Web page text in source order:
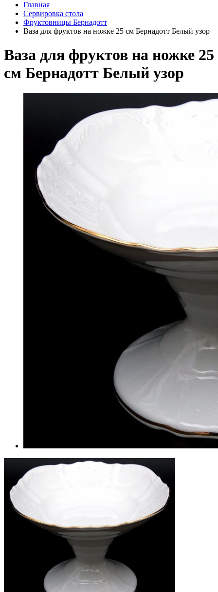
Главная
Сервировка стола
Фруктовницы Бернадотт
Ваза для фруктов на ножке 25 см Бернадотт Белый узор
Ваза для фруктов на ножке 25
см Бернадотт Белый узор